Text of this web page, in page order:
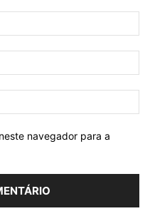
navegador para a